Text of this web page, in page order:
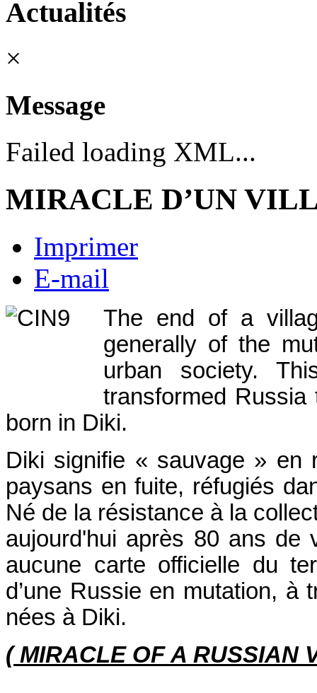
Actualités
×
Message
Failed loading XML...
MIRACLE D’UN
Imprimer
E-mail
The end of a
generally of the
urban society.
transformed
born in Diki.
Diki signifie « sauvage » en
paysans en fuite, réfugiés
Né de la résistance à la
aujourd'hui après 80 ans de
aucune carte officielle du
d’une Russie en mutation, à
nées à Diki.
( MIRACLE OF A RUSSIAN